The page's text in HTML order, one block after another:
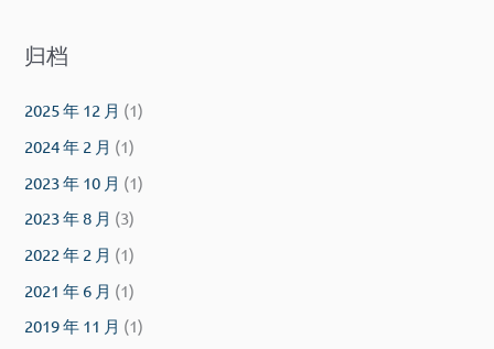
归档
2025 年 12 月 (1)
2024 年 2 月 (1)
2023 年 10 月 (1)
2023 年 8 月 (3)
2022 年 2 月 (1)
2021 年 6 月 (1)
2019 年 11 月 (1)